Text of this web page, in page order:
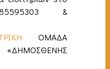
&
ΟΜΑΔΑ